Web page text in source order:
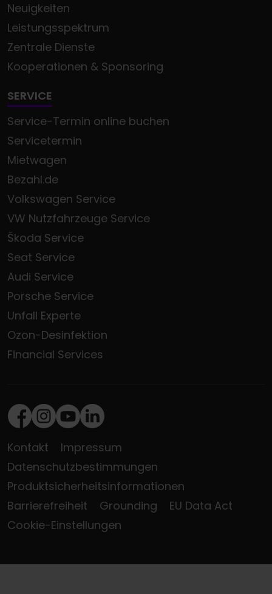
Neuigkeiten
Leistungsspektrum
Zentrale Dienste
Kooperationen & Sponsoring
SERVICE
Service-Termin online buchen
Servicetermin
Mietwagen
Bezahl.de
Volkswagen Service
VW Nutzfahrzeuge Service
Škoda Service
Seat Service
Audi Service
Porsche Service
Unfall Experte
Ozon-Desinfektion
Financial Services
Facebook
Instagram
Youtube
LinkedIn
Kontakt
Impressum
Datenschutzbestimmungen
Produktsicherheitsinformationen
Barrierefreiheit
Grounding
EU Data Act
Cookie-Einstellungen